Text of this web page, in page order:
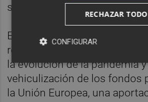
social, con una clara
En la reunión también se ha
renovación de los órganos
la evolución de la pandemia
vehiculización de los fondos
la Unión Europea, una
RECHAZAR TODO
CONFIGURAR